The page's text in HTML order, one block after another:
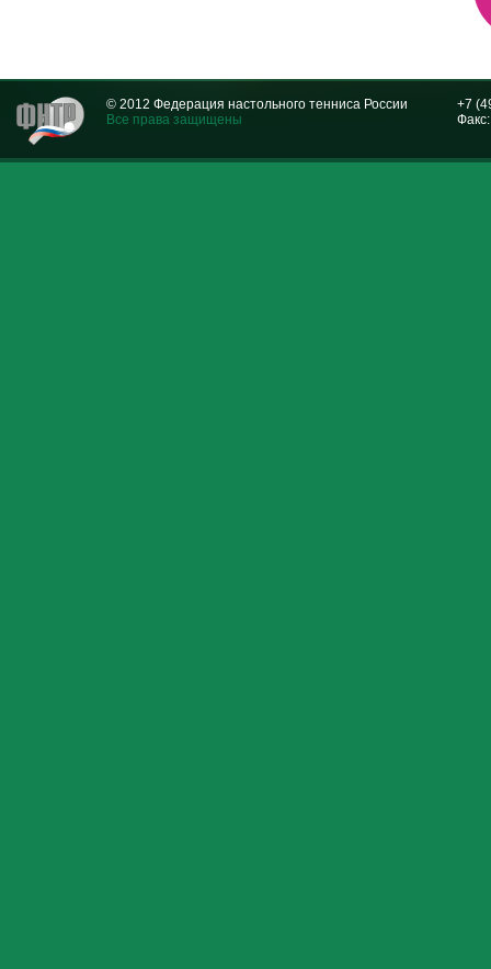
© 2012 Федерация настольного тенниса России
Все права защищены
+7